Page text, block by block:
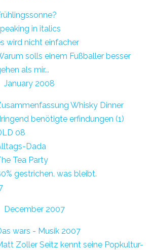
in italics
wird nicht einfacher
solls einem Fußballer besser
als mir...
January 2008
Whisky Dinner
benötigte erfindungen (1)
08
Dada
Tea Party
gestrichen. was bleibt.
December 2007
wars - Musik 2007
Zoller Seitz kennt seine Popkultur-